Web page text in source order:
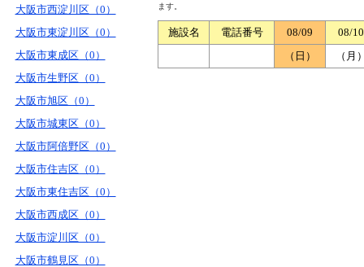
大阪市西淀川区（0）
大阪市東淀川区（0）
大阪市東成区（0）
大阪市生野区（0）
大阪市旭区（0）
大阪市城東区（0）
大阪市阿倍野区（0）
大阪市住吉区（0）
大阪市東住吉区（0）
大阪市西成区（0）
大阪市淀川区（0）
大阪市鶴見区（0）
ます。
施設名 電話番号 08/09
08/10
（日）
（月